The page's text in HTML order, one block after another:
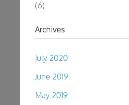
(6)
Archives
July 2020
June 2019
May 2019